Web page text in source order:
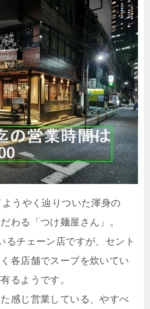
うやく辿りついた渾身の
わる「つけ麺屋さん」。
るチェーン店ですが、セント
各店舗でスープを炊いてい
るようです。
感じ営業している、やすべ